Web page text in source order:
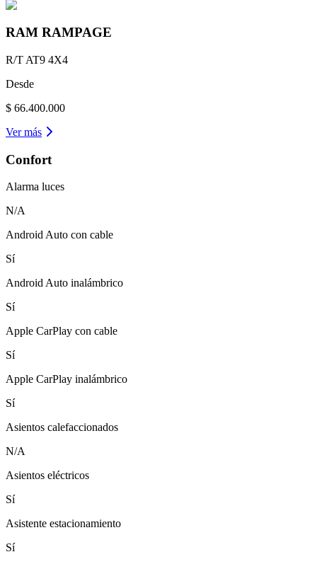
RAM RAMPAGE
R/T AT9 4X4
Desde
$ 66.400.000
Ver más
Confort
Alarma luces
N/A
Android Auto con cable
Sí
Android Auto inalámbrico
Sí
Apple CarPlay con cable
Sí
Apple CarPlay inalámbrico
Sí
Asientos calefaccionados
N/A
Asientos eléctricos
Sí
Asistente estacionamiento
Sí